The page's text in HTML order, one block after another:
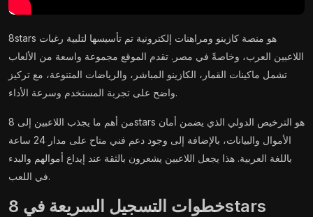
8stars هو منصة كازينو ومراهنات إلكترونية تم تأسيسها لتلبية رغبات
اللاعبين العرب، وخاصةً في مصر. تقدم الموقع مجموعة واسعة من الألعاب
تشمل ماكينات القمار، الكازينو المباشر، والرياضات المتنوعة، مع تركيز
واضح على تجربة المستخدم وسرعة الأداء.
من أهم ما يجذب اللاعبين إلى 8stars هو الترخيص الدولي الذي يضمن أمان
الأموال والبيانات، بالإضافة إلى وجود دعم فني متاح على مدار 24 ساعة
باللغة العربية. هذا يجعل اللاعبين يشعرون بالثقة عند إيداع أموالهم والبدء
في اللعب.
خطوات التسجيل السريعة في 8stars